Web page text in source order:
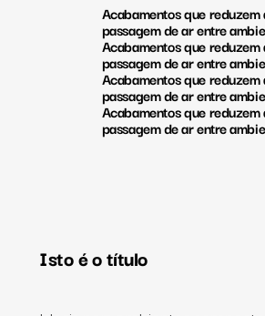
Acabamentos que reduzem
passagem de ar entre
Acabamentos que reduzem
passagem de ar entre
Acabamentos que reduzem
passagem de ar entre
Acabamentos que reduzem
passagem de ar entre
Isto é o título